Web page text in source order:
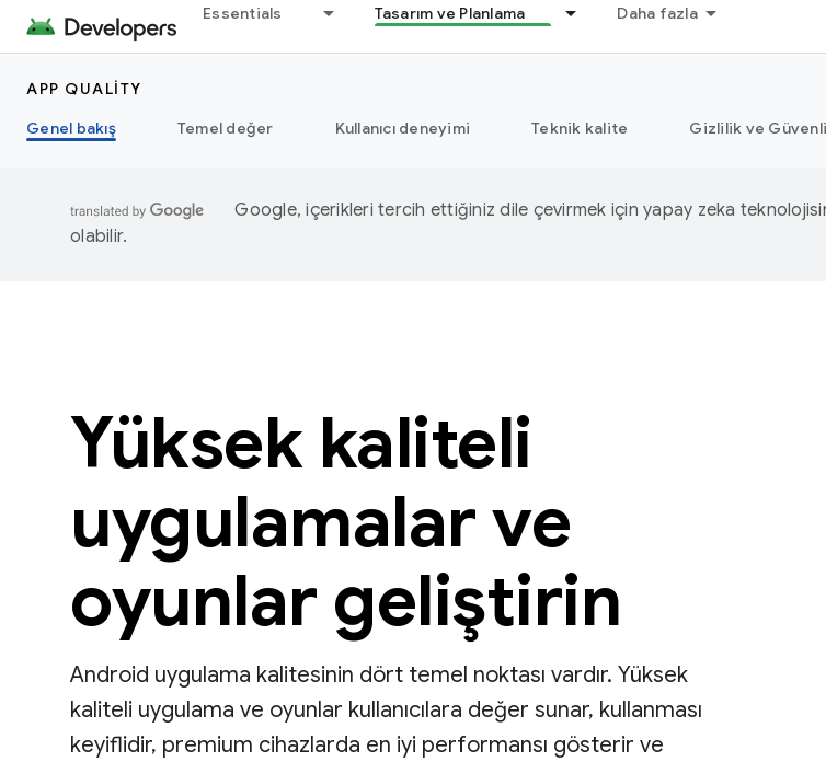
Essentials Tasarım ve Planlama Daha fazla
APP QUALITY
Genel bakış
Temel değer Kullanıcı deneyimi Teknik kalite Gizlilik ve
Google, içerikleri tercih ettiğiniz dile çevirmek için yapay zeka
olabilir.
Yüksek kaliteli
uygulamalar ve
oyunlar geliştirin
Android uygulama kalitesinin dört temel noktası vardır. Yüksek
kaliteli uygulama ve oyunlar kullanıcılara değer sunar, kullanması
keyiflidir, premium cihazlarda en iyi performansı gösterir ve